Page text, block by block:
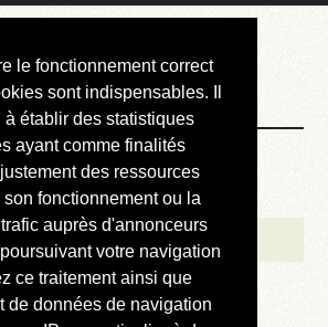
le fonctionnement correct
sont indispensables. Il
à établir des statistiques
ayant comme finalités
des ressources
fonctionnement ou la
auprès d'annonceurs
votre navigation
ce traitement ainsi que
de données de navigation
LE »